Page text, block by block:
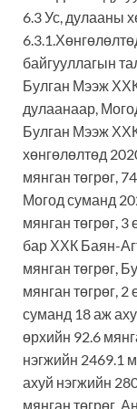
6.3 Ус, дулааны
байгууллагын
Булган Мээж
дулаанаар,
Булган Мээж
хөнгөлөлтөд
мянган төгрөг,
Могод суманд
мянган төгрөг,
бар ХХК Баян-
мянган төгрөг,
мянган төгрөг,
суманд 18 аж
өрхийн 92.6
нэгжийн 2469.1
ахуй нэгжийн
мянган төгрөг,